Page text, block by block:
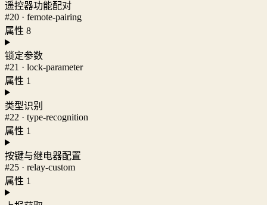
遥控器功能配对
#20 · femote-pairing
属性 8
锁定参数
#21 · lock-parameter
属性 1
类型识别
#22 · type-recognition
属性 1
按键与继电器配置
#25 · relay-custom
属性 1